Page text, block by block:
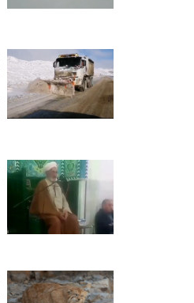
27 Azar 1404 - 16:42
22 Azar 1404 - 12:55